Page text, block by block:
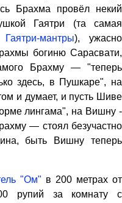
Брахма провёл некий
Гаятри (та самая
Гаятри-мантры), ужасно
богиню Сарасвати,
Брахму — "теперь
здесь, в Пушкаре", на
и думает, и пусть Шиве
лингама", на Вишну -
— стоял безучастно
быть Вишну теперь
"Ом" в 200 метрах от
рупий за комнату с